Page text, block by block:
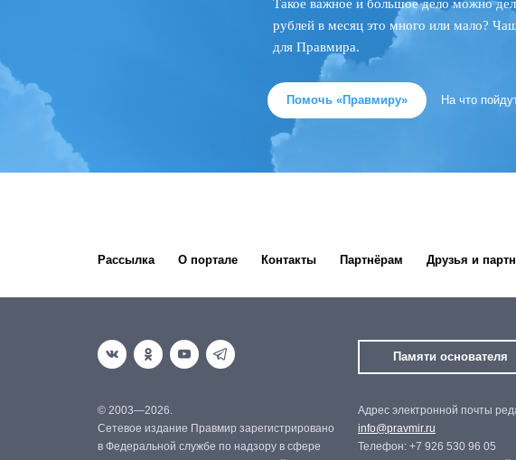
Такое важное и большое дело можно
рублей в месяц это много или мало?
для Правмира.
Помочь «Правмиру» На что
Рассылка О портале Контакты Партнёрам Друзья и
Памяти основателя
© 2003—2026.
Сетевое издание Правмир зарегистрировано
в Федеральной службе по надзору в сфере
Адрес электронной почты
info@pravmir.ru
Телефон: +7 926 530 96 05